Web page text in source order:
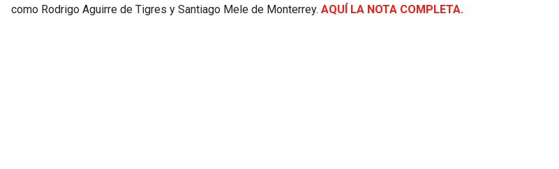
como Rodrigo Aguirre de Tigres y Santiago Mele de Monterrey. AQUÍ LA NOTA COMPLETA.